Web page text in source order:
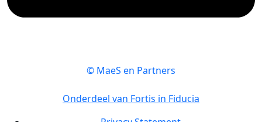
© MaeS en Partners
Onderdeel van Fortis in Fiducia